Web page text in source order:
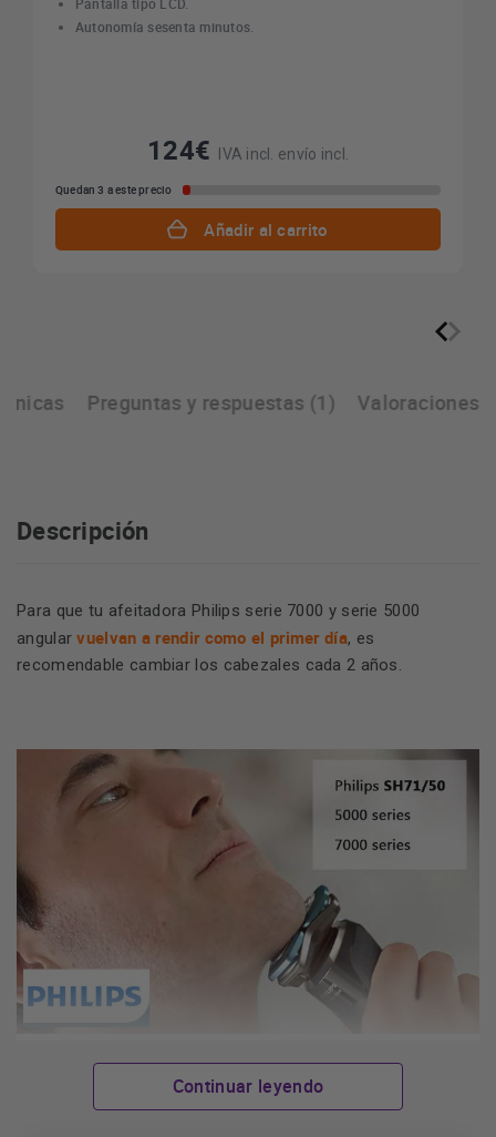
Autonomía sesenta minutos.
124€ IVA incl. envío incl.
Quedan 3 a este precio
Añadir al carrito
Preguntas y respuestas (1) Valoraciones
Descripción
Para que tu afeitadora Philips serie 7000 y serie 5000
angularvuelvan a rendir como el primer día, es
recomendable cambiar los cabezales cada 2 años.
Continuar leyendo